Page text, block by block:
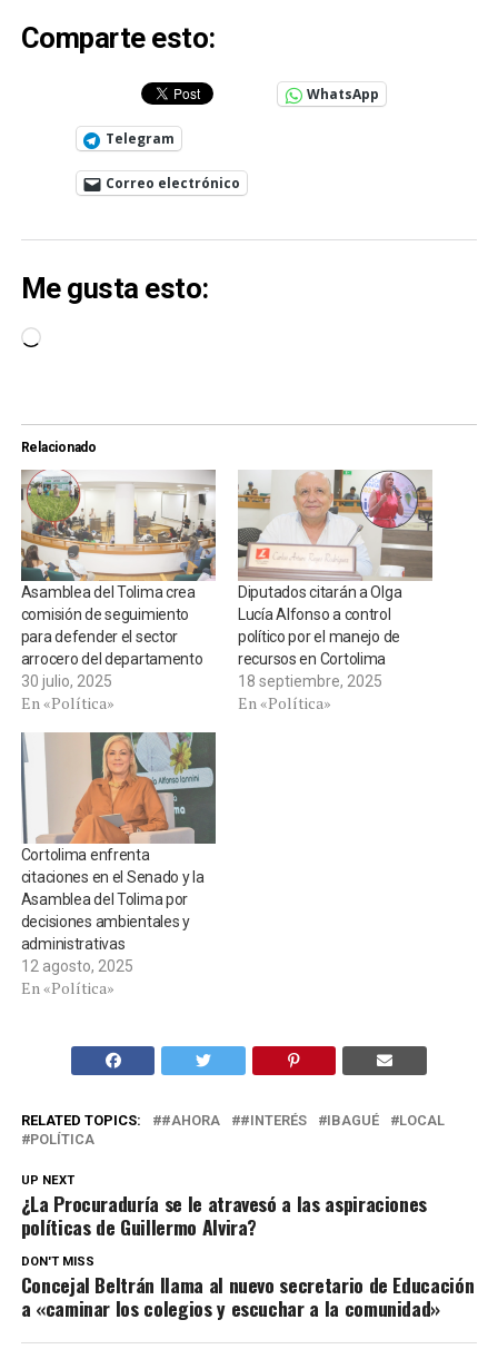
Comparte esto:
WhatsApp
Telegram
Correo electrónico
Me gusta esto:
Cargando...
Relacionado
Asamblea del Tolima crea
comisión de seguimiento
para defender el sector
arrocero del departamento
30 julio, 2025
En «Política»
Diputados citarán a Olga
Lucía Alfonso a control
político por el manejo de
recursos en Cortolima
18 septiembre, 2025
En «Política»
Cortolima enfrenta
citaciones en el Senado y la
Asamblea del Tolima por
decisiones ambientales y
administrativas
12 agosto, 2025
En «Política»
RELATED TOPICS: #AHORA #INTERÉS IBAGUÉ
LOCAL
POLÍTICA
UP NEXT
¿La Procuraduría se le atravesó a las aspiraciones
políticas de Guillermo Alvira?
DON'T MISS
Concejal Beltrán llama al nuevo secretario de Educación
a «caminar los colegios y escuchar a la comunidad»